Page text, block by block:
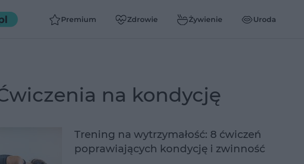
Premium Zdrowie Żywienie Uroda
ćwiczenia na kondycję
Trening na wytrzymałość: 8 ćwiczeń
poprawiających kondycję i zwinność